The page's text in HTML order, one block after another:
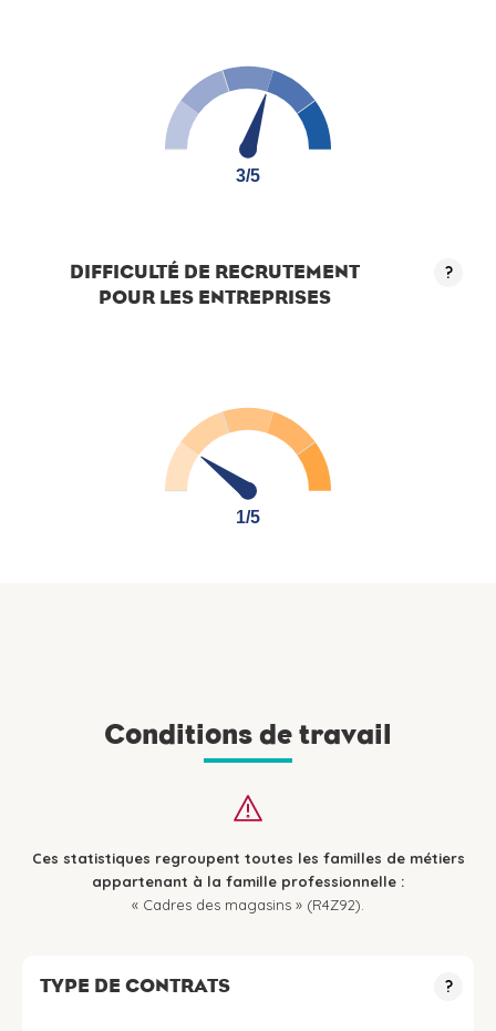
3/5
3/5
DIFFICULTÉ DE RECRUTEMENT
POUR LES ENTREPRISES
?
1/5
1/5
Conditions de travail
Ces statistiques regroupent toutes les familles de métiers
appartenant à la famille professionnelle :
« Cadres des magasins » (R4Z92).
TYPE DE CONTRATS ?